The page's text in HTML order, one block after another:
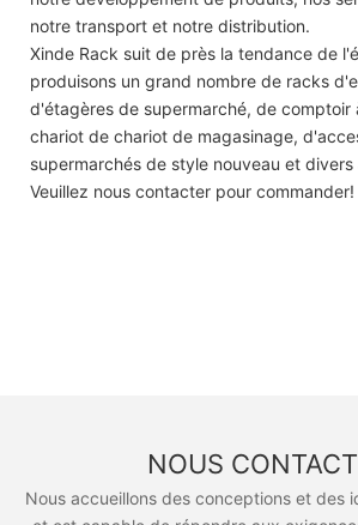
notre transport et notre distribution.
Xinde Rack suit de près la tendance de
produisons un grand nombre de racks
d'étagères de supermarché, de comptoir
chariot de chariot de magasinage,
supermarchés de style nouveau et divers
Veuillez nous contacter pour commander!
NOUS
Nous accueillons des conceptions et des